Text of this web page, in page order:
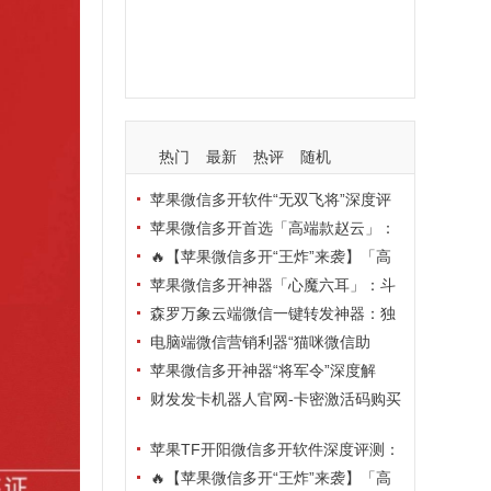
热门 最新 热评 随机
苹果微信多开软件“无双飞将”深度评
测：TF正式码+7天退换，拍拍卡激活
码商城正品保障
苹果微信多开首选「高端款赵云」：
TF正式码+斗战神8073包，7天退换认
准拍拍卡激活码商城
🔥【苹果微信多开“王炸”来袭】「高
端地狱火」—— TF正式码+斗战神807
3包，7天退换，安全防封，多开自由触
手可及！
苹果微信多开神器「心魔六耳」：斗
战神8073包+7天退换，认准拍拍卡激
活码商城
森罗万象云端微信一键转发神器：独
家源码·安全防封·月卡季卡半年卡年卡
授权，7天无理由退换！
电脑端微信营销利器“猫咪微信助
手”深度评测：7大模块功能全解析，多
卡种授权灵活选
苹果微信多开神器“将军令”深度解
析：8073版本包+TF外侧码，微商营销
财发发卡机器人官网-卡密激活码购买
换苹果TF开阳微信多开软件深度评测：
凡尔赛8069包功能全解析，TestFlight
🔥【苹果微信多开“王炸”来袭】「高